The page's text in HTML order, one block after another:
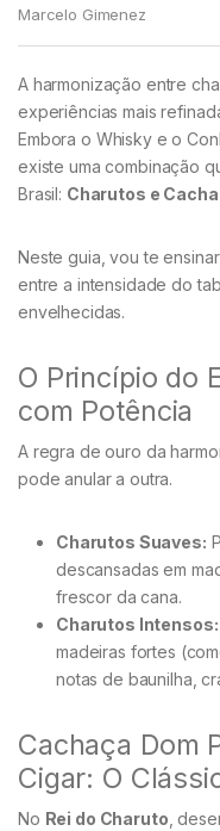
Marcelo Gimenez
A harmonização entre
experiências mais
Embora o Whisky e o
existe uma combinação
Brasil: Charutos e
Neste guia, vou te
entre a intensidade do
envelhecidas.
O Princípio do
com Potência
A regra de ouro da
pode anular a outra.
Charutos Suaves:
descansadas em
frescor da cana.
Charutos Intensos:
madeiras fortes
notas de baunilha,
Cachaça Dom
Cigar: O
No Rei do Charuto ,